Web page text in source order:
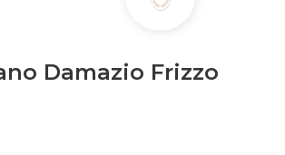
Damazio Frizzo